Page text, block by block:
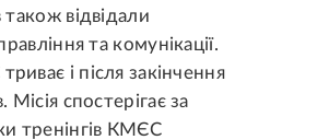
також відвідали
та комунікації.
і після закінчення
Місія спостерігає за
тренінгів КМЄС